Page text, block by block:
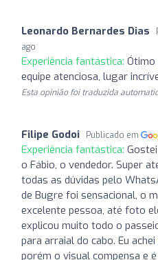
Leonardo Bernardes Dias
ago
Experiência fantástica: Ótimo
equipe atenciosa, lugar
Esta opinião foi traduzida
Filipe Godoi Publicado em
Experiência fantástica:
o Fábio, o vendedor. Super
todas as dúvidas pelo
de Bugre foi sensacional, o
excelente pessoa, até foto
explicou muito todo o
para arraial do cabo. Eu
porém o visual compensa e